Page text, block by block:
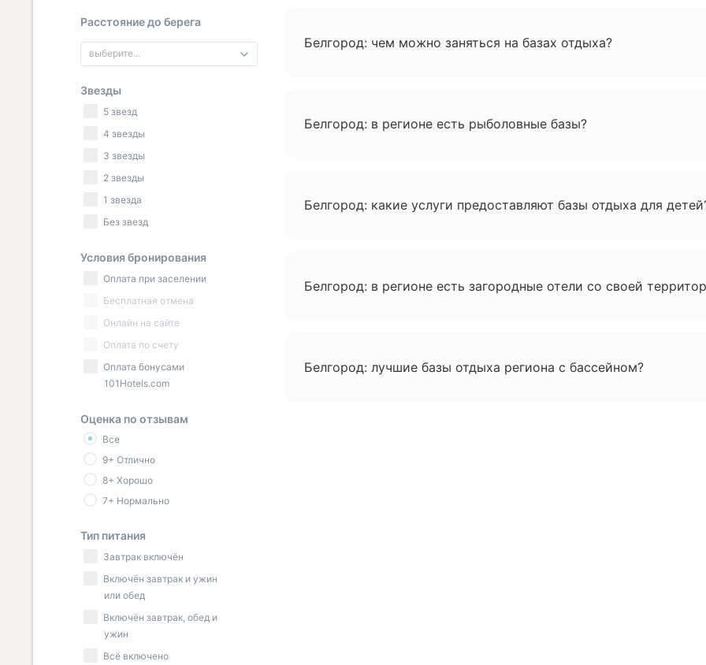
Белгород: чем можно заняться на базах отдыха?
Белгород: в регионе есть рыболовные базы?
Белгород: какие услуги предоставляют базы отдыха для
Белгород: в регионе есть загородные отели со своей
Белгород: лучшие базы отдыха региона с бассейном?
Расстояние до берега
выберите...
Звезды
5 звезд
4 звезды
3 звезды
2 звезды
1 звезда
Без звезд
Условия бронирования
Оплата при заселении
Бесплатная отмена
Онлайн на сайте
Оплата по счету
Оплата бонусами
101Hotels.com
Оценка по отзывам
Все
9+ Отлично
8+ Хорошо
7+ Нормально
Тип питания
Завтрак включён
Включён завтрак и ужин
или обед
Включён завтрак, обед и
ужин
Всё включено